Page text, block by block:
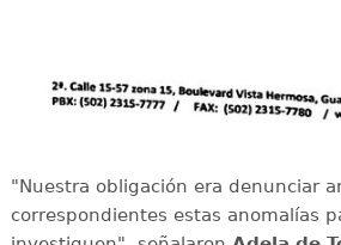
"Nuestra obligación era denunciar
correspondientes estas anomalías